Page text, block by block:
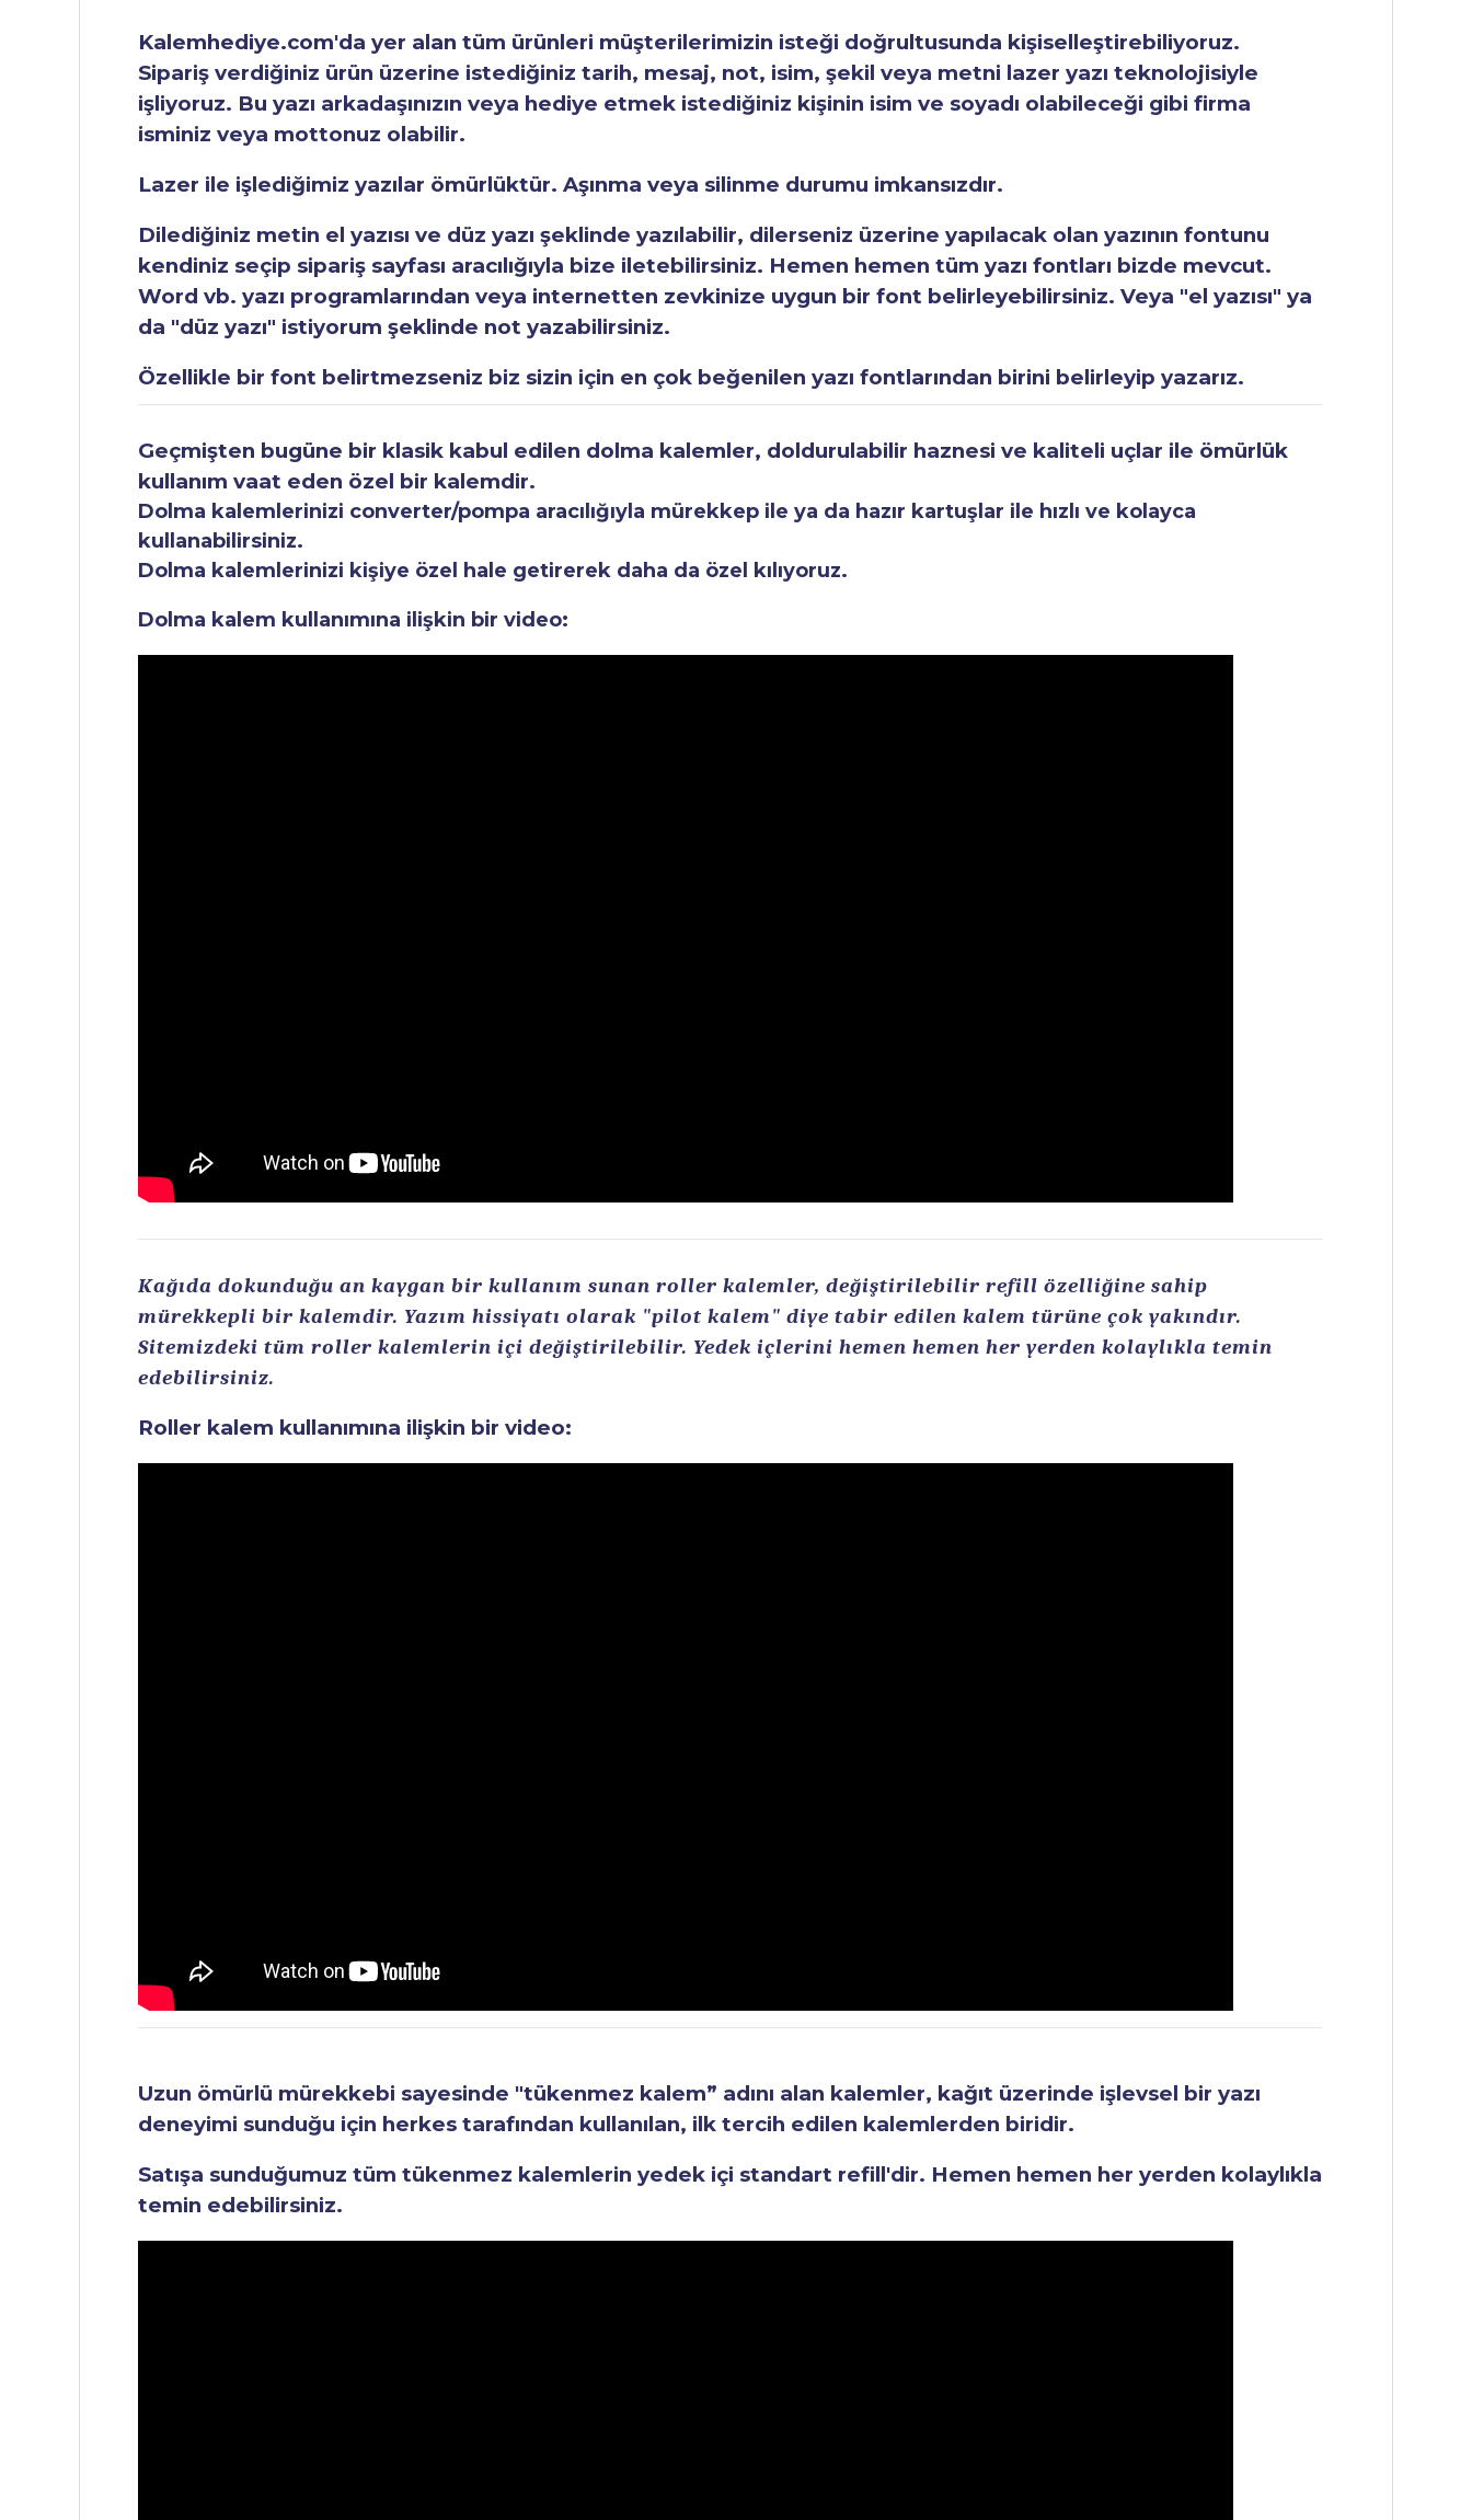
Kalemhediye.com'da yer alan tüm ürünleri müşterilerimizin isteği doğrultusunda kişiselleştirebiliyoruz.
Sipariş verdiğiniz ürün üzerine istediğiniz tarih, mesaj, not, isim, şekil veya metni lazer yazı teknolojisiyle
işliyoruz. Bu yazı arkadaşınızın veya hediye etmek istediğiniz kişinin isim ve soyadı olabileceği gibi firma
isminiz veya mottonuz olabilir.
Lazer ile işlediğimiz yazılar ömürlüktür. Aşınma veya silinme durumu imkansızdır.
Dilediğiniz metin el yazısı ve düz yazı şeklinde yazılabilir, dilerseniz üzerine yapılacak olan yazının fontunu
kendiniz seçip sipariş sayfası aracılığıyla bize iletebilirsiniz. Hemen hemen tüm yazı fontları bizde mevcut.
Word vb. yazı programlarından veya internetten zevkinize uygun bir font belirleyebilirsiniz. Veya "el yazısı" ya
da "düz yazı" istiyorum şeklinde not yazabilirsiniz.
Özellikle bir font belirtmezseniz biz sizin için en çok beğenilen yazı fontlarından birini belirleyip yazarız.
Geçmişten bugüne bir klasik kabul edilen dolma kalemler, doldurulabilir haznesi ve kaliteli uçlar ile ömürlük
kullanım vaat eden özel bir kalemdir.
Dolma kalemlerinizi converter/pompa aracılığıyla mürekkep ile ya da hazır kartuşlar ile hızlı ve kolayca
kullanabilirsiniz.
Dolma kalemlerinizi kişiye özel hale getirerek daha da özel kılıyoruz.
Dolma kalem kullanımına ilişkin bir video:
Kağıda dokunduğu an kaygan bir kullanım sunan roller kalemler, değiştirilebilir refill özelliğine sahip
mürekkepli bir kalemdir. Yazım hissiyatı olarak "pilot kalem" diye tabir edilen kalem türüne çok yakındır.
Sitemizdeki tüm roller kalemlerin içi değiştirilebilir. Yedek içlerini hemen hemen her yerden kolaylıkla temin
edebilirsiniz.
Roller kalem kullanımına ilişkin bir video:
Uzun ömürlü mürekkebi sayesinde "tükenmez kalem” adını alan kalemler, kağıt üzerinde işlevsel bir yazı
deneyimi sunduğu için herkes tarafından kullanılan, ilk tercih edilen kalemlerden biridir.
Satışa sunduğumuz tüm tükenmez kalemlerin yedek içi standart refill'dir. Hemen hemen her yerden kolaylıkla
temin edebilirsiniz.